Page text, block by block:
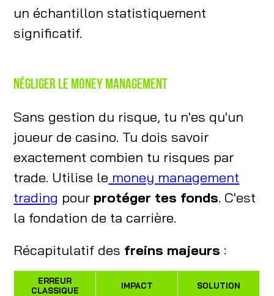
un échantillon statistiquement
significatif.
Négliger le money management
Sans gestion du risque, tu n'es qu'un
joueur de casino. Tu dois savoir
exactement combien tu risques par
trade. Utilise le money management
trading pour protéger tes fonds. C'est
la fondation de ta carrière.
Récapitulatif des freins majeurs :
ERREUR
CLASSIQUE
IMPACT SOLUTION